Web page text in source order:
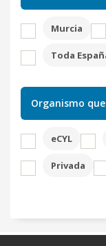
Murcia
Toda
Organismo
eCYL
Privada